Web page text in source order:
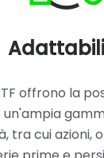
offrono la
un'ampia
tra cui azioni,